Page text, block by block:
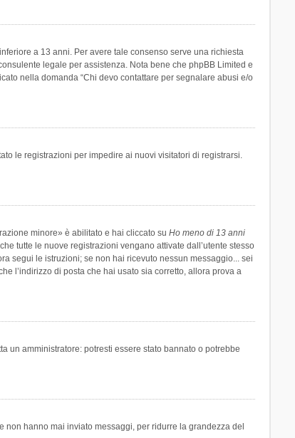
a 13 anni. Per avere tale consenso serve una richiesta
legale per assistenza. Nota bene che phpBB Limited e
nella domanda “Chi devo contattare per segnalare abusi e/o
le registrazioni per impedire ai nuovi visitatori di registrarsi.
minore» è abilitato e hai cliccato su Ho meno di 13 anni
tutte le nuove registrazioni vengano attivate dall’utente stesso
segui le istruzioni; se non hai ricevuto nessun messaggio... sei
l’indirizzo di posta che hai usato sia corretto, allora prova a
un amministratore: potresti essere stato bannato o potrebbe
hanno mai inviato messaggi, per ridurre la grandezza del